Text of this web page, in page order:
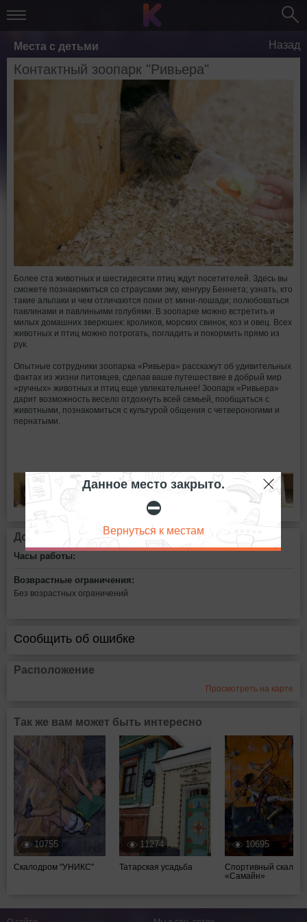
Места с детьми Назад
Контактный зоопарк "Ривьера"
Более ста животных и шестидесяти птиц ждут посетителей. Здесь вы
сможете познакомиться со страусами эму, кенгуру Беннета; узнать, кто
такие альпаки и чем отличаются пони от мини-лошади; полюбоваться
павлинами и павлиньими голубями. В зоопарке можно встретить и
милых домашних зверюшек: кроликов, морских свинок, коз и овец. Всех
животных и птиц можно потрогать, погладить и покормить прямо из
рук.
Опытные сотрудники зоопарка «Ривьера» расскажут об удивительных
фактах из жизни питомцев, сделав ваше путешествие в добрый мир
«ручных» животных и птиц еще увлекательнее! Зоопарк «Ривьера»
дарит возможность весело отдохнуть всей семьей, пообщаться с
животными, познакомиться с культурой общения с четвероногими и
пернатыми.
Дополнительная информация
Часы работы:
Возврастные ограничения:
Без возрастных ограничений
Сообщить об ошибке
Расположение
Просмотреть на карте
Так же вам может быть интересно
10755
Скалодром "УНИКС"
11274
Татарская усадьба
10695
Спортивный
«Самайн»
Данное место закрыто.
⛔
Вернуться к местам